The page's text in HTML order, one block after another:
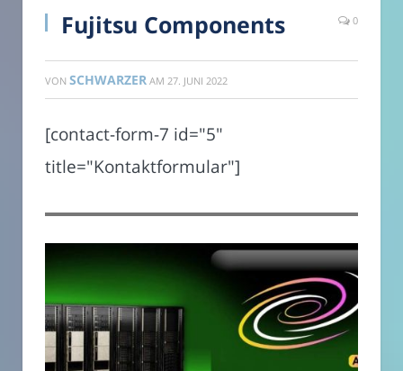
Fujitsu Components 0
VON SCHWARZER AM 27. JUNI 2022
[contact-form-7 id="5"
title="Kontaktformular"]